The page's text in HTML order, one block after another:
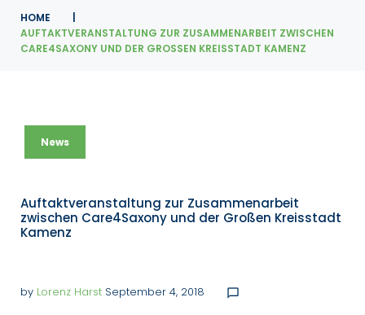
HOME
AUFTAKTVERANSTALTUNG ZUR ZUSAMMENARBEIT ZWISCHEN
CARE4SAXONY UND DER GROSSEN KREISSTADT KAMENZ
News
Auftaktveranstaltung zur Zusammenarbeit
zwischen Care4Saxony und der Großen Kreisstadt
Kamenz
by Lorenz Harst September 4, 2018 chat_bubble_outline